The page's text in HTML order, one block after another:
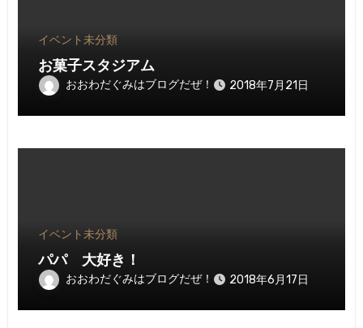
イベント未分類
お菓子スタジアム
おおわだぐみはブログだぜ！ 2018年7月21日
イベント未分類
パパ 大好き！
おおわだぐみはブログだぜ！ 2018年6月17日